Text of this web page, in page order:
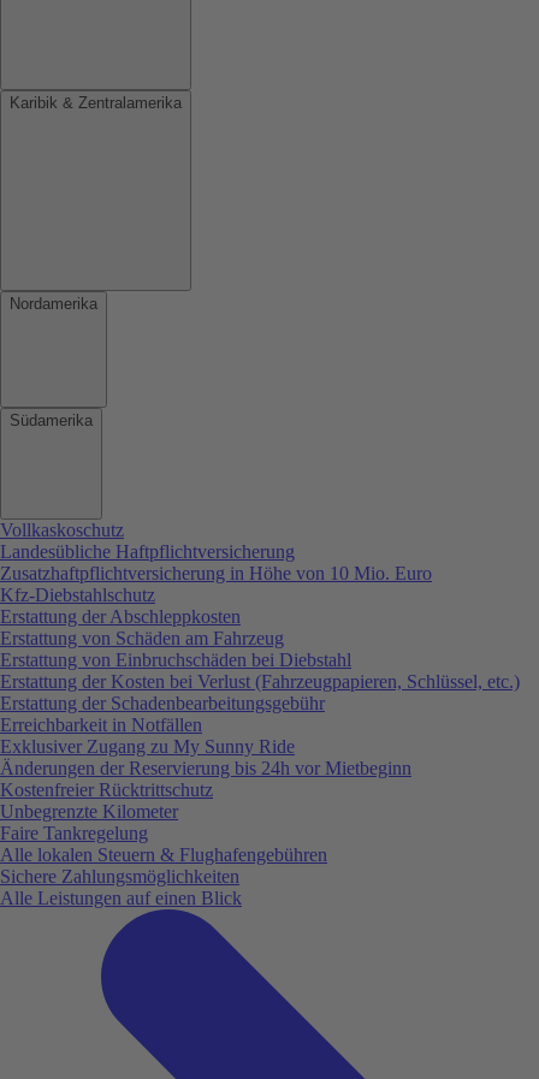
Karibik & Zentralamerika
Nordamerika
Südamerika
Vollkaskoschutz
Landesübliche Haftpflichtversicherung
Zusatzhaftpflichtversicherung in Höhe von 10 Mio. Euro
Kfz-Diebstahlschutz
Erstattung der Abschleppkosten
Erstattung von Schäden am Fahrzeug
Erstattung von Einbruchschäden bei Diebstahl
Erstattung der Kosten bei Verlust (Fahrzeugpapieren, Schlüssel, etc.)
Erstattung der Schadenbearbeitungsgebühr
Erreichbarkeit in Notfällen
Exklusiver Zugang zu My Sunny Ride
Änderungen der Reservierung bis 24h vor Mietbeginn
Kostenfreier Rücktrittschutz
Unbegrenzte Kilometer
Faire Tankregelung
Alle lokalen Steuern & Flughafengebühren
Sichere Zahlungsmöglichkeiten
Alle Leistungen auf einen Blick